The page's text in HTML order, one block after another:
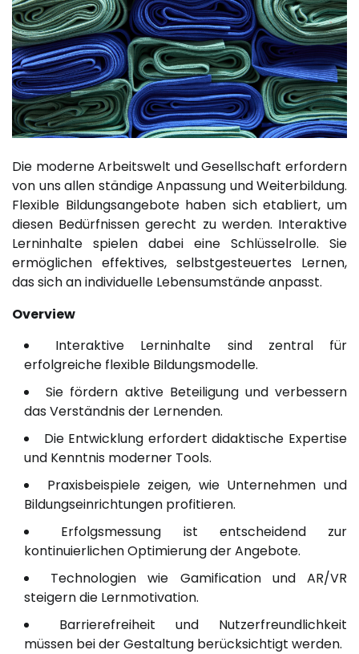
Die moderne Arbeitswelt und Gesellschaft erfordern
von uns allen ständige Anpassung und Weiterbildung.
Flexible Bildungsangebote haben sich etabliert, um
diesen Bedürfnissen gerecht zu werden. Interaktive
Lerninhalte spielen dabei eine Schlüsselrolle. Sie
ermöglichen effektives, selbstgesteuertes Lernen,
das sich an individuelle Lebensumstände anpasst.
Overview
Interaktive Lerninhalte sind zentral für
erfolgreiche flexible Bildungsmodelle.
Sie fördern aktive Beteiligung und verbessern
das Verständnis der Lernenden.
Die Entwicklung erfordert didaktische Expertise
und Kenntnis moderner Tools.
Praxisbeispiele zeigen, wie Unternehmen und
Bildungseinrichtungen profitieren.
Erfolgsmessung ist entscheidend zur
kontinuierlichen Optimierung der Angebote.
Technologien wie Gamification und AR/VR
steigern die Lernmotivation.
Barrierefreiheit und Nutzerfreundlichkeit
müssen bei der Gestaltung berücksichtigt werden.